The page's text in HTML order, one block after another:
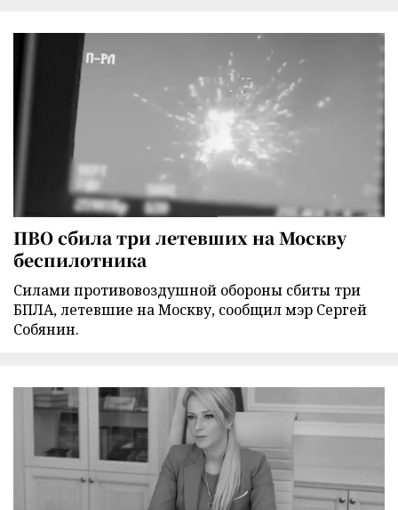
ПВО сбила три летевших на Москву
беспилотника
Силами противовоздушной обороны сбиты три
БПЛА, летевшие на Москву, сообщил мэр Сергей
Собянин.